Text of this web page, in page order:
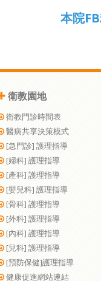
本院
衛教園地
衛教門診時間表
醫病共享決策模式
[急門診] 護理指導
[婦科] 護理指導
[產科] 護理指導
[嬰兒科] 護理指導
[骨科] 護理指導
[外科] 護理指導
[內科] 護理指導
[兒科] 護理指導
[預防保健]護理指導
健康促進網站連結